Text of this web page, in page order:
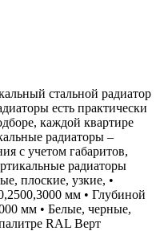
стальной радиатор
есть практически
каждой квартире
радиаторы –
с учетом габаритов,
радиаторы
плоские, узкие, •
мм • Глубиной
мм • Белые, черные,
RAL Верт